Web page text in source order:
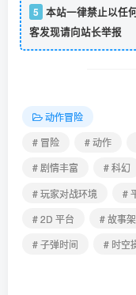
5 本站一律禁止以任
客发现请向站长举报
动作冒险
# 冒险
# 动作
# 剧情丰富
# 科幻
# 玩家对战环境
#
# 2D 平台
# 故事
# 子弹时间
# 时空